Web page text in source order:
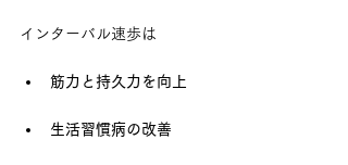
インターバル速歩は
筋力と持久力を向上
生活習慣病の改善